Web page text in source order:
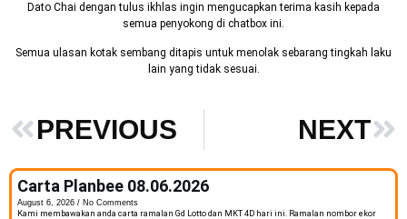
Dato Chai dengan tulus ikhlas ingin mengucapkan terima kasih kepada
semua penyokong di chatbox ini.
Semua ulasan kotak sembang ditapis untuk menolak sebarang tingkah laku
lain yang tidak sesuai.
PREVIOUS NEXT
Carta Planbee 08.06.2026
August 6, 2026
No Comments
Kami membawakan anda carta ramalan Gd Lotto dan MKT 4D hari ini. Ramalan nombor ekor